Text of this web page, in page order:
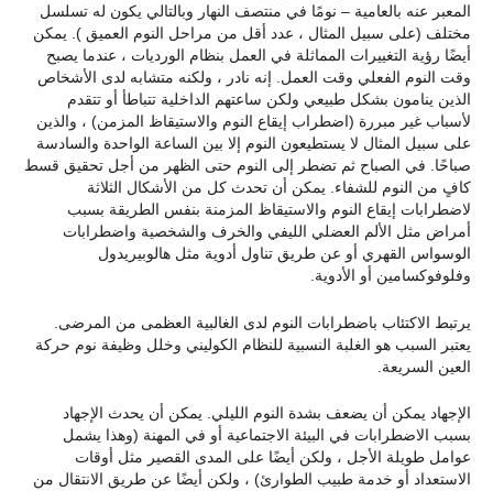
المعبر عنه بالعامية – نومًا في منتصف النهار وبالتالي يكون له تسلسل
مختلف (على سبيل المثال ، عدد أقل من مراحل النوم العميق ). يمكن
أيضًا رؤية التغييرات المماثلة في العمل بنظام الورديات ، عندما يصبح
وقت النوم الفعلي وقت العمل. إنه نادر ، ولكنه متشابه لدى الأشخاص
الذين ينامون بشكل طبيعي ولكن ساعتهم الداخلية تتباطأ أو تتقدم
لأسباب غير مبررة (اضطراب إيقاع النوم والاستيقاظ المزمن) ، والذين
على سبيل المثال لا يستطيعون النوم إلا بين الساعة الواحدة والسادسة
صباحًا. في الصباح ثم تضطر إلى النوم حتى الظهر من أجل تحقيق قسط
كافٍ من النوم للشفاء. يمكن أن تحدث كل من الأشكال الثلاثة
لاضطرابات إيقاع النوم والاستيقاظ المزمنة بنفس الطريقة بسبب
أمراض مثل الألم العضلي الليفي والخرف والشخصية واضطرابات
الوسواس القهري أو عن طريق تناول أدوية مثل هالوبيريدول
وفلوفوكسامين أو الأدوية.
يرتبط الاكتئاب باضطرابات النوم لدى الغالبية العظمى من المرضى.
يعتبر السبب هو الغلبة النسبية للنظام الكوليني وخلل وظيفة نوم حركة
العين السريعة.
الإجهاد يمكن أن يضعف بشدة النوم الليلي. يمكن أن يحدث الإجهاد
بسبب الاضطرابات في البيئة الاجتماعية أو في المهنة (وهذا يشمل
عوامل طويلة الأجل ، ولكن أيضًا على المدى القصير مثل أوقات
الاستعداد أو خدمة طبيب الطوارئ) ، ولكن أيضًا عن طريق الانتقال من